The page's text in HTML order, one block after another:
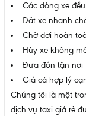
Các dòng xe
Đặt xe nhanh
Chờ đợi hoàn
Hủy xe không
Đưa đón tận nơi
Giá cả hợp lý
Chúng tôi là một
dịch vụ taxi giá rẻ